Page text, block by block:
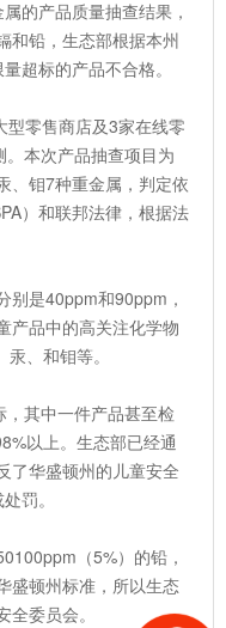
的产品质量抽查结果，
和铅，生态部根据本州
超标的产品不合格。
零售商店及3家在线零
本次产品抽查项目为
、钼7种重金属，判定依
）和联邦法律，根据法
别是40ppm和90ppm，
产品中的高关注化学物
、和钼等。
其中一件产品甚至检
以上。生态部已经通
了华盛顿州的儿童安全
罚。
（5%）的铅，
盛顿州标准，所以生态
委员会。